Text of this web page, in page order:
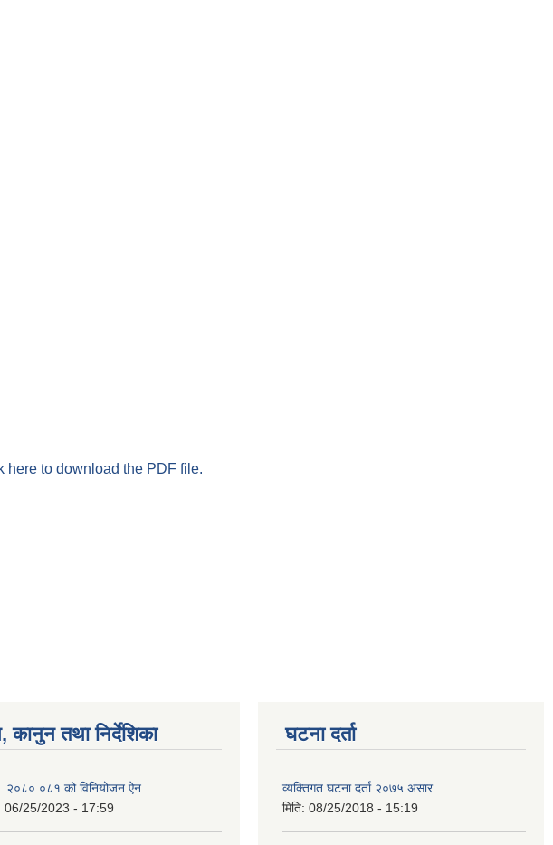
here to download the PDF file.
कानुन तथा निर्देशिका
को विनियोजन ऐन
06/25/2023 - 17:59
घटना दर्ता
व्यक्तिगत घटना दर्ता २०७५ असार
मिति: 08/25/2018 - 15:19